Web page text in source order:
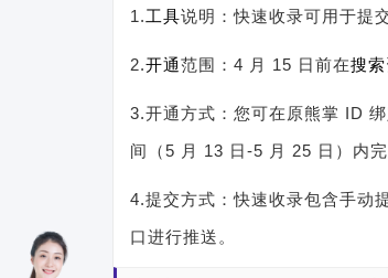
1.工具说明：快速收录可用于提
2.开通范围：4 月 15 日前在搜
3.开通方式：您可在原熊掌 ID
间（5 月 13 日-5 月 25 日）内
4.提交方式：快速收录包含手动
口进行推送。